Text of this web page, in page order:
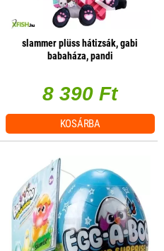
slammer plüss hátizsák, gabi
babaháza, pandi
8 390 Ft
KOSÁRBA